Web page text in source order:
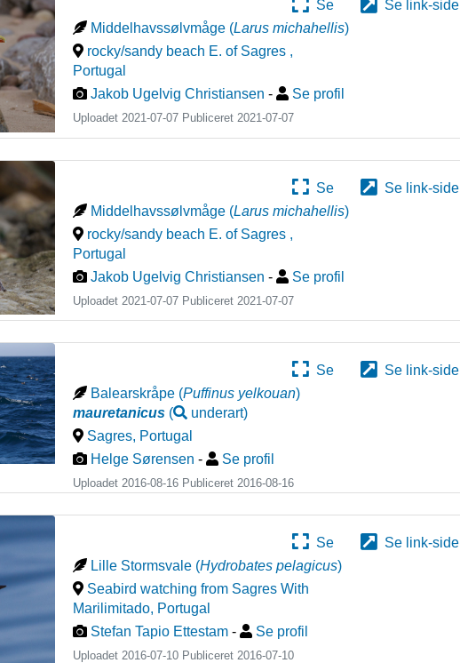
Se
Se link-side
Middelhavssølvmåge (Larus michahellis)
rocky/sandy beach E. of Sagres ,
Portugal
Jakob Ugelvig Christiansen - Se profil
Uploadet 2021-07-07 Publiceret2021-07-07
Se
Se link-side
Middelhavssølvmåge (Larus michahellis)
rocky/sandy beach E. of Sagres ,
Portugal
Jakob Ugelvig Christiansen - Se profil
Uploadet 2021-07-07 Publiceret 2021-07-07
Se
Se link-side
Balearskråpe (Puffinus yelkouan)
mauretanicus ( underart)
Sagres, Portugal
Helge Sørensen - Se profil
Uploadet 2016-08-16 Publiceret 2016-08-16
Se
Se link-side
Lille Stormsvale (Hydrobates pelagicus)
Seabird watching from Sagres With
Marilimitado, Portugal
Stefan Tapio Ettestam - Se profil
Uploadet 2016-07-10 Publiceret 2016-07-10